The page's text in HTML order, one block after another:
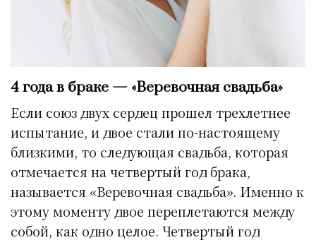
4 года в браке — «Веревочная свадьба»
Если союз двух сердец прошел трехлетнее
испытание, и двое стали по-настоящему
близкими, то следующая свадьба, которая
отмечается на четвертый год брака,
называется «Веревочная свадьба». Именно к
этому моменту двое переплетаются между
собой, как одно целое. Четвертый год